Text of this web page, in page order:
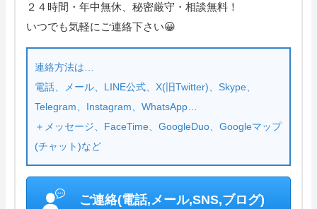
２４時間・年中無休、秘密厳守・相談無料！
いつでも気軽にご連絡下さい😀
連絡方法は…
電話、メール、LINE公式、X(旧Twitter)、Skype、
Telegram、Instagram、WhatsApp…
＋メッセージ、FaceTime、GoogleDuo、Googleマップ
(チャット)など
ご連絡(電話,メール,SNS,ブログ)